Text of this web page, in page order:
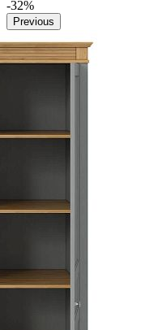
-32%
Previous